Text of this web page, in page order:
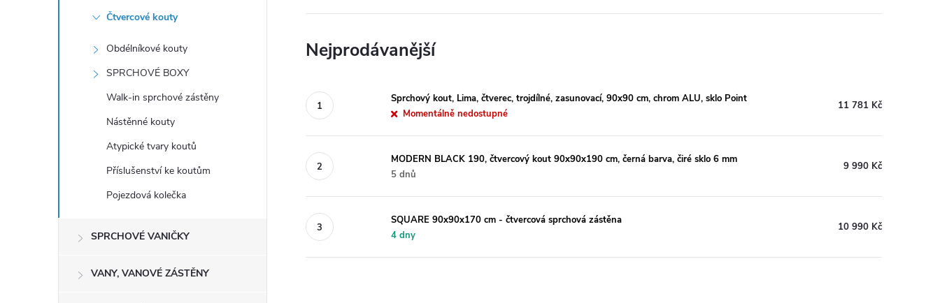
e
Čtvercové kouty
Obdélníkové kouty
SPRCHOVÉ BOXY
Walk-in sprchové zástěny
Nástěnné kouty
Atypické tvary koutů
Příslušenství ke koutům
Pojezdová kolečka
SPRCHOVÉ VANIČKY
VANY, VANOVÉ ZÁSTĚNY
Nejprodávanější
Sprchový kout, Lima, čtverec, trojdílné, zasunovací, 90x90 cm, chrom ALU, sklo Point
Momentálně nedostupné
11 781 Kč
MODERN BLACK 190, čtvercový kout 90x90x190 cm, černá barva, čiré sklo 6 mm
5 dnů
9 990 Kč
SQUARE 90x90x170 cm - čtvercová sprchová zástěna
4 dny
10 990 Kč